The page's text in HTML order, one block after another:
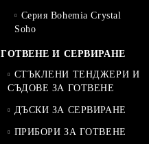
Серия Bohemia Crystal
Soho
ГОТВЕНЕ И СЕРВИРАНЕ
СТЪКЛЕНИ ТЕНДЖЕРИ И
СЪДОВЕ ЗА ГОТВЕНЕ
ДЪСКИ ЗА СЕРВИРАНЕ
ПРИБОРИ ЗА ГОТВЕНЕ